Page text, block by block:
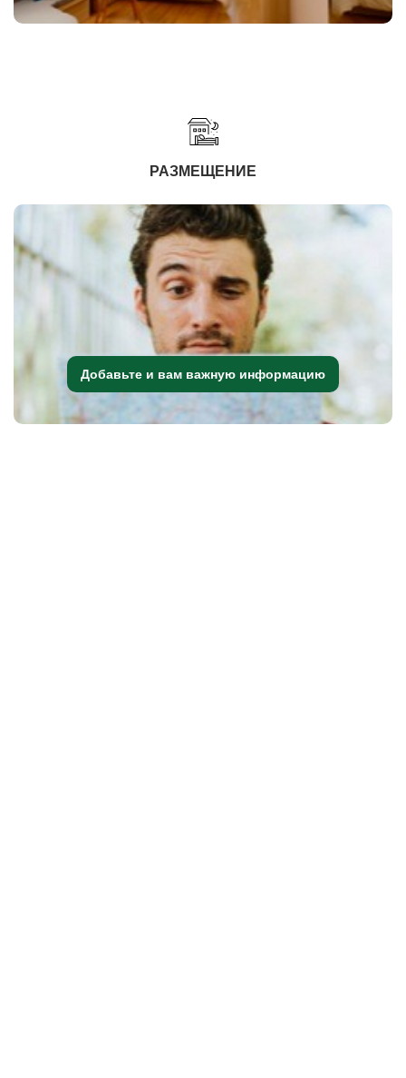
РАЗМЕЩЕНИЕ
Добавьте и вам важную информацию